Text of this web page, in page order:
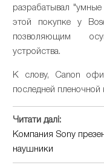
разрабатывал
этой покупке у
позволяющим
устройства.
К слову, Canon
последней пленочной
Читати далі:
Компания Sony
наушники